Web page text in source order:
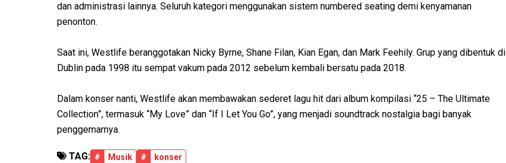
dan administrasi lainnya. Seluruh kategori menggunakan sistem numbered seating demi kenyamanan
penonton.
Saat ini, Westlife beranggotakan Nicky Byrne, Shane Filan, Kian Egan, dan Mark Feehily. Grup yang dibentuk di
Dublin pada 1998 itu sempat vakum pada 2012 sebelum kembali bersatu pada 2018.
Dalam konser nanti, Westlife akan membawakan sederet lagu hit dari album kompilasi “25 – The Ultimate
Collection”, termasuk “My Love” dan “If I Let You Go”, yang menjadi soundtrack nostalgia bagi banyak
penggemarnya.
TAG: # Musik # konser